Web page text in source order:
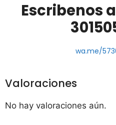
Escribenos
wa.me/
Valoraciones
No hay valoraciones aún.